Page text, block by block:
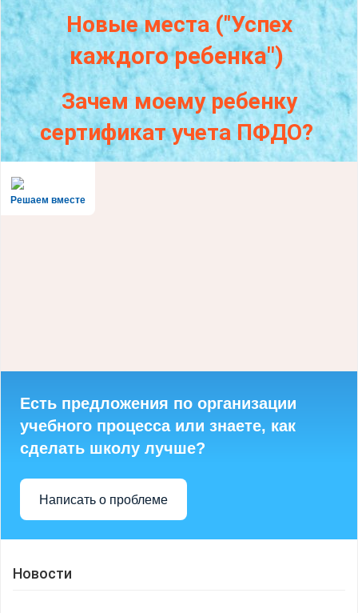
Новые места ("Успех
каждогоребенка")
Зачем моему ребенку
сертификат учета ПФДО?
Решаем вместе
Есть предложения по организации
учебного процесса или знаете, как
сделать школу лучше?
Написать о проблеме
Новости